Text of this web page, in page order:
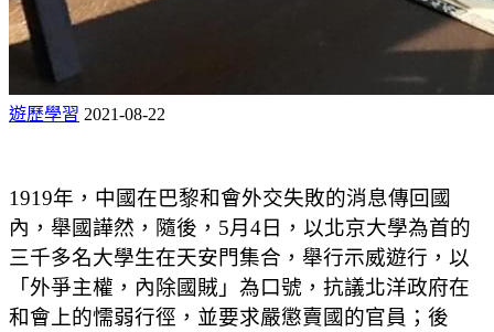
遊歷學習 2021-08-22
1919年，中國在巴黎和會外交失敗的消息傳回國
內，舉國譁然，隨後，5月4日，以北京大學為首的
三千多名大學生在天安門集合，舉行示威遊行，以
「外爭主權，內除國賊」為口號，抗議北洋政府在
和會上的懦弱行徑，並要求嚴懲賣國的官員；後